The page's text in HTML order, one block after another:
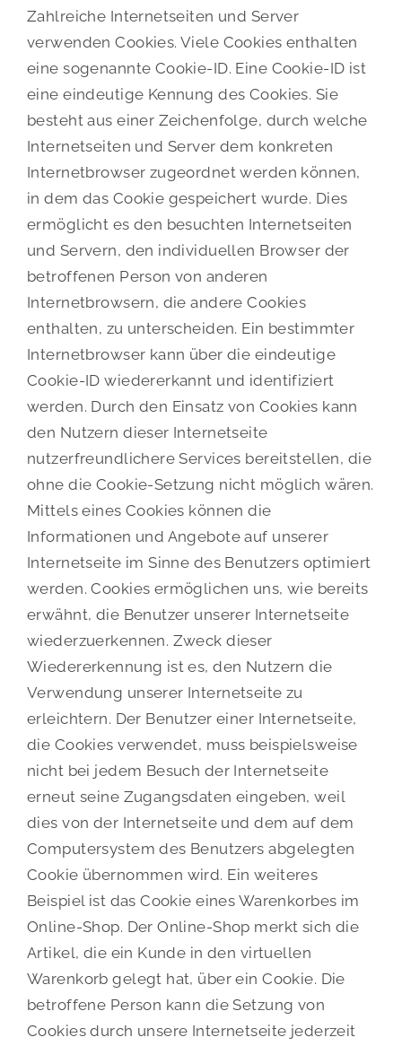
Zahlreiche Internetseiten und Server
verwenden Cookies. Viele Cookies enthalten
eine sogenannte Cookie-ID. Eine Cookie-ID ist
eine eindeutige Kennung des Cookies. Sie
besteht aus einer Zeichenfolge, durch welche
Internetseiten und Server dem konkreten
Internetbrowser zugeordnet werden können,
in dem das Cookie gespeichert wurde. Dies
ermöglicht es den besuchten Internetseiten
und Servern, den individuellen Browser der
betroffenen Person von anderen
Internetbrowsern, die andere Cookies
enthalten, zu unterscheiden. Ein bestimmter
Internetbrowser kann über die eindeutige
Cookie-ID wiedererkannt und identifiziert
werden. Durch den Einsatz von Cookies kann
den Nutzern dieser Internetseite
nutzerfreundlichere Services bereitstellen, die
ohne die Cookie-Setzung nicht möglich wären.
Mittels eines Cookies können die
Informationen und Angebote auf unserer
Internetseite im Sinne des Benutzers optimiert
werden. Cookies ermöglichen uns, wie bereits
erwähnt, die Benutzer unserer Internetseite
wiederzuerkennen. Zweck dieser
Wiedererkennung ist es, den Nutzern die
Verwendung unserer Internetseite zu
erleichtern. Der Benutzer einer Internetseite,
die Cookies verwendet, muss beispielsweise
nicht bei jedem Besuch der Internetseite
erneut seine Zugangsdaten eingeben, weil
dies von der Internetseite und dem auf dem
Computersystem des Benutzers abgelegten
Cookie übernommen wird. Ein weiteres
Beispiel ist das Cookie eines Warenkorbes im
Online-Shop. Der Online-Shop merkt sich die
Artikel, die ein Kunde in den virtuellen
Warenkorb gelegt hat, über ein Cookie. Die
betroffene Person kann die Setzung von
Cookies durch unsere Internetseite jederzeit